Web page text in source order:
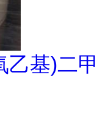
乙基)二甲